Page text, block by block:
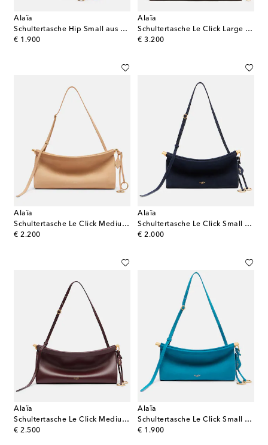
Alaïa
Schultertasche Hip Small aus Leder
€ 1.900
original price
Alaïa
Schultertasche Le Click Large aus Leder
€ 3.200
original price
Alaïa
Schultertasche Le Click Medium aus Leder
€ 2.200
original price
Alaïa
Schultertasche Le Click Small aus Veloursleder
€ 2.000
original price
Alaïa
Schultertasche Le Click Medium aus Leder
€ 2.500
original price
Alaïa
Schultertasche Le Click Small aus Veloursleder
€ 1.900
original price